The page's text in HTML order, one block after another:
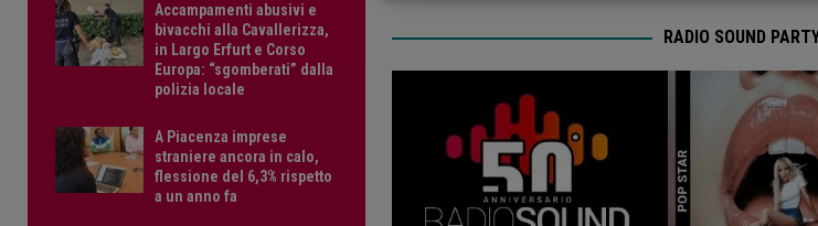
RADIO SOUND
Accampamenti abusivi e
bivacchi alla Cavallerizza,
in Largo Erfurt e Corso
Europa: “sgomberati” dalla
polizia locale
A Piacenza imprese
straniere ancora in calo,
flessione del 6,3% rispetto
a un anno fa